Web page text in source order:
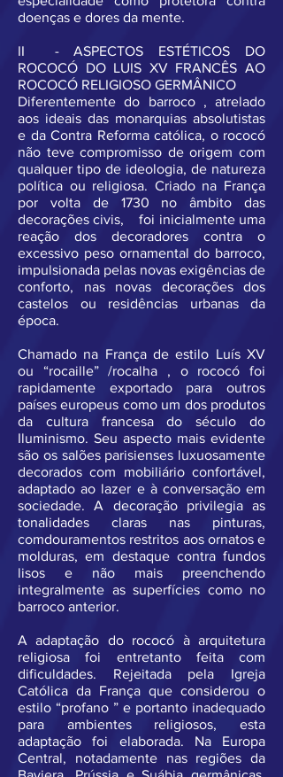
doenças e dores da mente.
II - ASPECTOS ESTÉTICOS DO
ROCOCÓ DO LUIS XV FRANCÊS AO
ROCOCÓ RELIGIOSO GERMÂNICO
Diferentemente do barroco , atrelado
aos ideais das monarquias absolutistas
e da Contra Reforma católica, o rococó
não teve compromisso de origem com
qualquer tipo de ideologia, de natureza
política ou religiosa. Criado na França
por volta de 1730 no âmbito das
decorações civis, foi inicialmente uma
reação dos decoradores contra o
excessivo peso ornamental do barroco,
impulsionada pelas novas exigências de
conforto, nas novas decorações dos
castelos ou residências urbanas da
época.
Chamado na França de estilo Luís XV
ou “rocaille” /rocalha , o rococó foi
rapidamente exportado para outros
países europeus como um dos produtos
da cultura francesa do século do
Iluminismo. Seu aspecto mais evidente
são os salões parisienses luxuosamente
decorados com mobiliário confortável,
adaptado ao lazer e à conversação em
sociedade. A decoração privilegia as
tonalidades claras nas pinturas,
comdouramentos restritos aos ornatos e
molduras, em destaque contra fundos
lisos e não mais preenchendo
integralmente as superfícies como no
barroco anterior.
A adaptação do rococó à arquitetura
religiosa foi entretanto feita com
dificuldades. Rejeitada pela Igreja
Católica da França que considerou o
estilo “profano ” e portanto inadequado
para ambientes religiosos, esta
adaptação foi elaborada. Na Europa
Central, notadamente nas regiões da